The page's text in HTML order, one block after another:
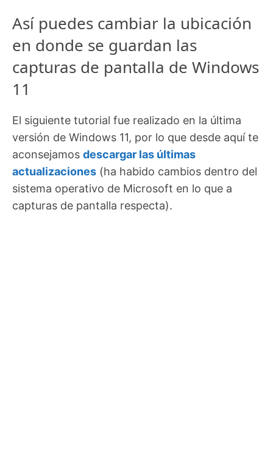
Así puedes cambiar la ubicación
en donde se guardan las
capturas de pantalla de Windows
11
El siguiente tutorial fue realizado en la última
versión de Windows 11, por lo que desde aquí te
aconsejamos descargar las últimas
actualizaciones (ha habido cambios dentro del
sistema operativo de Microsoft en lo que a
capturas de pantalla respecta).